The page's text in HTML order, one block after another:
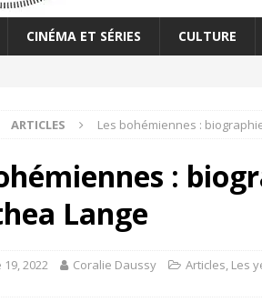
CINÉMA ET SÉRIES CULTURE
ARTICLES Les bohémiennes :
:
Lange
2022 Coralie Daussy Articles, Les